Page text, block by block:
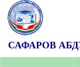
САФАРОВ